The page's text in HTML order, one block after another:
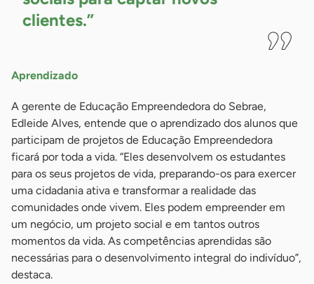
clientes.”
Aprendizado
A gerente de Educação Empreendedora do Sebrae,
Edleide Alves, entende que o aprendizado dos alunos que
participam de projetos de Educação Empreendedora
ficará por toda a vida. “Eles desenvolvem os estudantes
para os seus projetos de vida, preparando-os para exercer
uma cidadania ativa e transformar a realidade das
comunidades onde vivem. Eles podem empreender em
um negócio, um projeto social e em tantos outros
momentos da vida. As competências aprendidas são
necessárias para o desenvolvimento integral do indivíduo”,
destaca.